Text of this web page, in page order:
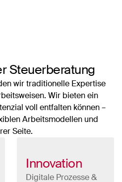
Steuerberatung
wir traditionelle Expertise
Wir bieten ein
voll entfalten können –
Arbeitsmodellen und
Seite.
Innovation
Digitale Prozesse &